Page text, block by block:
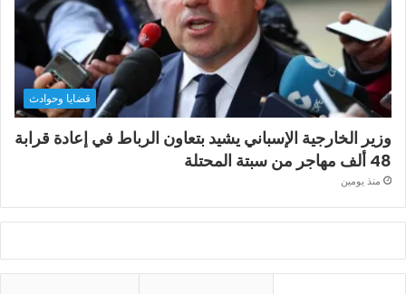
قضايا وحوادث
وزير الخارجية الإسباني يشيد بتعاون الرباط في إعادة قرابة
48 ألف مهاجر من سبتة المحتلة
منذ يومين